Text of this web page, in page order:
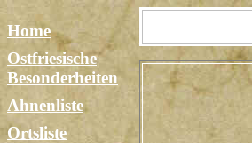
Home
Ostfriesische
Besonderheiten
Ahnenliste
Ortsliste